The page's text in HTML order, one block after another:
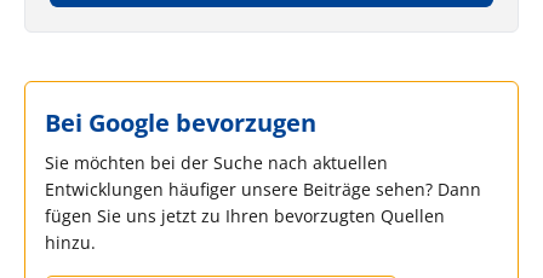
Bei Google bevorzugen
Sie möchten bei der Suche nach aktuellen
Entwicklungen häufiger unsere Beiträge sehen? Dann
fügen Sie uns jetzt zu Ihren bevorzugten Quellen
hinzu.